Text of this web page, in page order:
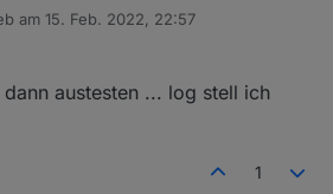
die werden nicht automatisch rebuild
da fixes bei den libs fehlen) aber ich
:-)
am 15. Feb. 2022, 22:57
editiert von
austesten ... log stell ich
1